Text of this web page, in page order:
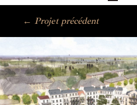
← Projet précédent